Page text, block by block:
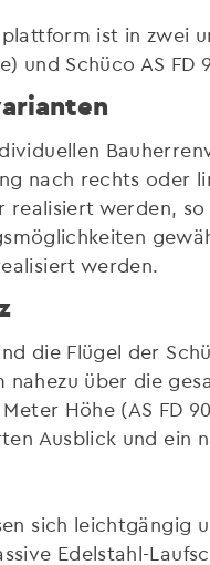
ist in zwei
und Schüco AS
nach rechts oder
werden,
werden.
die Flügel der
über die
Höhe (AS FD
Ausblick und ein
sich leichtgängig
Edelstahl-